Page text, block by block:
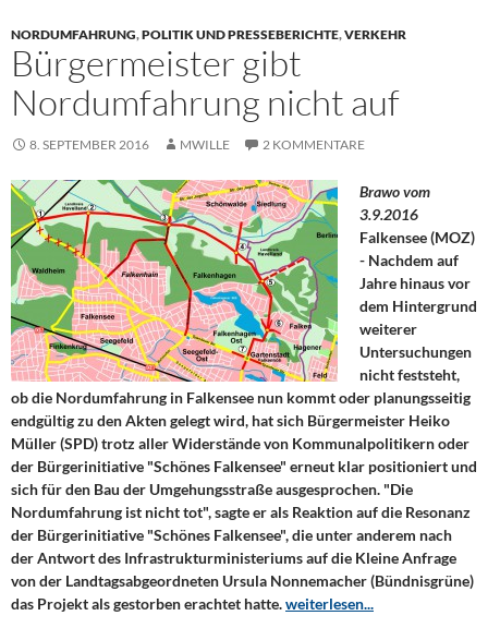
NORDUMFAHRUNG,POLITIK UND PRESSEBERICHTE,VERKEHR
Bürgermeister gibt
Nordumfahrung nicht auf
8. SEPTEMBER 2016 MWILLE 2 KOMMENTARE
Brawo vom
3.9.2016
Falkensee (MOZ)
- Nachdem auf
Jahre hinaus vor
dem Hintergrund
weiterer
Untersuchungen
nicht feststeht,
ob die Nordumfahrung in Falkensee nun kommt oder planungsseitig
endgültig zu den Akten gelegt wird, hat sich Bürgermeister Heiko
Müller (SPD) trotz aller Widerstände von Kommunalpolitikern oder
der Bürgerinitiative "Schönes Falkensee" erneut klar positioniert und
sich für den Bau der Umgehungsstraße ausgesprochen. "Die
Nordumfahrung ist nicht tot", sagte er als Reaktion auf die Resonanz
der Bürgerinitiative "Schönes Falkensee", die unter anderem nach
der Antwort des Infrastrukturministeriums auf die Kleine Anfrage
von der Landtagsabgeordneten Ursula Nonnemacher (Bündnisgrüne)
das Projekt als gestorben erachtet hatte.weiterlesen...